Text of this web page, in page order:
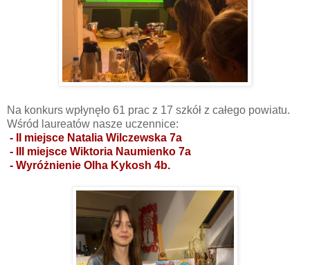
Na konkurs wpłynęło 61 prac z 17 szkół z całego powiatu.
Wśród laureatów nasze uczennice:
- II miejsce Natalia Wilczewska 7a
- III miejsce Wiktoria Naumienko 7a
- Wyróżnienie Olha Kykosh 4b.